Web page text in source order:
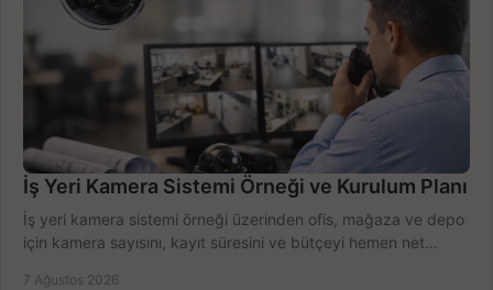
İş Yeri Kamera Sistemi Örneği ve Kurulum Planı
İş yeri kamera sistemi örneği üzerinden ofis, mağaza ve depo
için kamera sayısını, kayıt süresini ve bütçeyi hemen net
7 Ağustos 2026